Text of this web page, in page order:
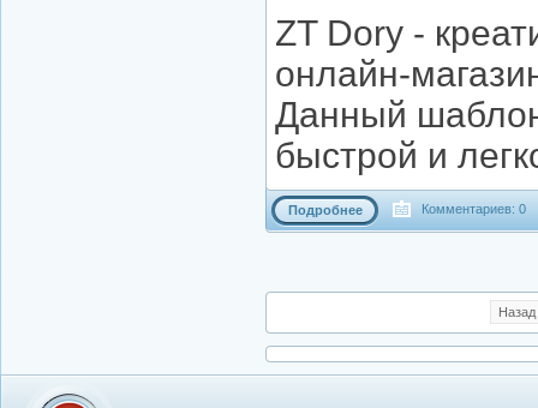
ZT Dory -
онлайн-
Данный
быстрой и
Подробнее Комментариев: 0
Назад